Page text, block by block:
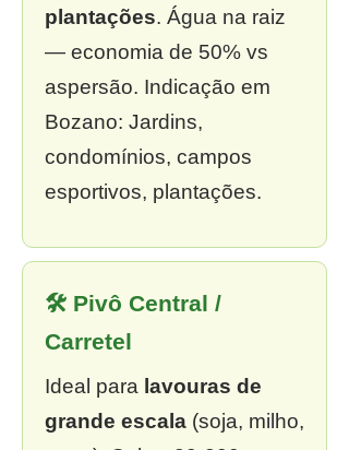
plantações. Água na raiz
— economia de 50% vs
aspersão. Indicação em
Bozano: Jardins,
condomínios, campos
esportivos, plantações.
🛠 Pivô Central /
Carretel
Ideal para lavouras de
grande escala (soja, milho,